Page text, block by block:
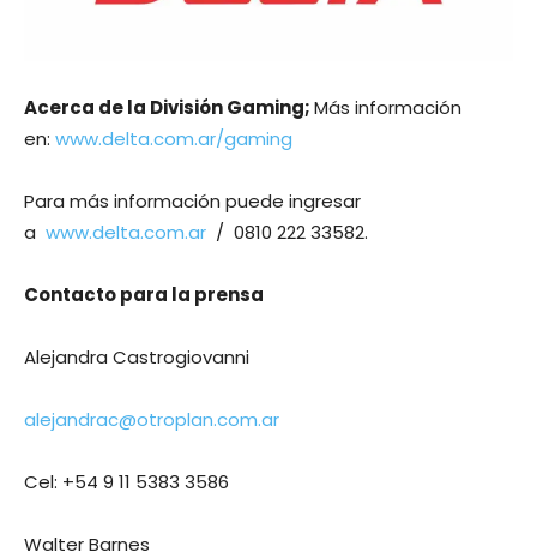
Acerca de la División Gaming;Más información
en: www.delta.com.ar/gaming
Para más información puede ingresar
a www.delta.com.ar / 0810 222 33582.
Contacto para la prensa
Alejandra Castrogiovanni
alejandrac@otroplan.com.ar
Cel: +54 9 11 5383 3586
Walter Barnes